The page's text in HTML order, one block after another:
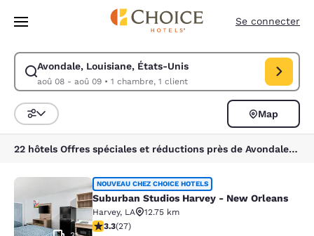
Sauter à Contenu Principal
Se connecter
Avondale, Louisiane, États-Unis
aoû 08 - aoû 09• 1 chambre, 1 client
Modifier la recherche pour Avondale, Louisiane, États-Unis. Date
Triez et filtrez
Map
22 hôtels Offres spéciales et réductions près de Avondale, Louisiane, États-Unis
Suburban Studios Harvey - New
NOUVEAU CHEZ CHOICE HOTELS
Suburban Studios Harvey - New Orleans
Harvey, LA
12.75 km
3.3 étoiles. Bien. 27 commentaires
3.3(27)